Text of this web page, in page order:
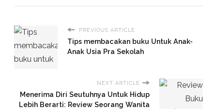
PREVIOUS ARTICLE
Tips membacakan buku Untuk Anak-
Anak Usia Pra Sekolah
NEXT ARTICLE
Menerima Diri Seutuhnya Untuk Hidup
Lebih Berarti: Review Seorang Wanita